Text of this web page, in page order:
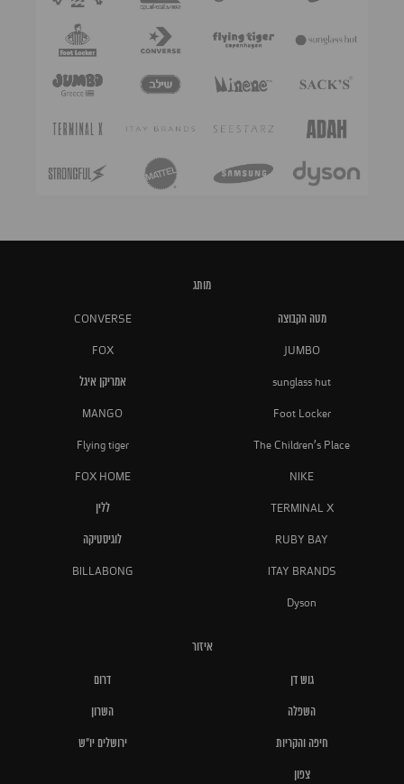
מותג
מטה הקבוצה CONVERSE
JUMBO
FOX
sunglass hut אמריקן איגל
Foot Locker
MANGO
The Children's Place
Flying tiger
NIKE
FOX HOME
TERMINAL X ללין
RUBY BAY לוגיסטיקה
ITAY BRANDS
BILLABONG
Dyson
איזור
גוש דן דרום
השפלה השרון
חיפה והקריות ירושלים יו"ש
צפון